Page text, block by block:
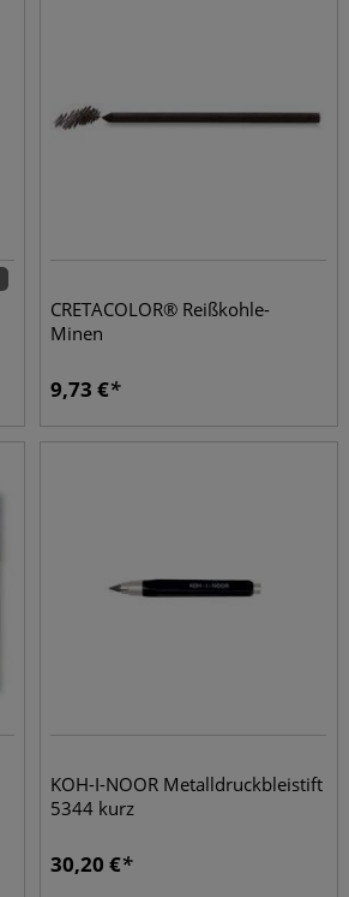
CRETACOLOR® Reißkohle-
Minen
9,73 €
KOH-I-NOOR Metalldruckbleistift
5344 kurz
30,20 €